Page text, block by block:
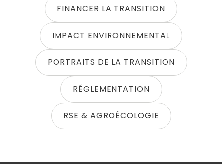
FINANCER LA TRANSITION
IMPACT ENVIRONNEMENTAL
PORTRAITS DE LA TRANSITION
RÉGLEMENTATION
RSE & AGROÉCOLOGIE